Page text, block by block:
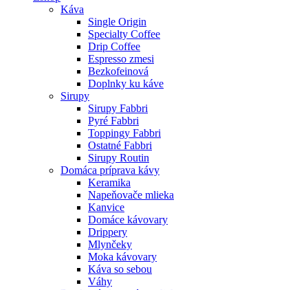
Káva
Single Origin
Specialty Coffee
Drip Coffee
Espresso zmesi
Bezkofeinová
Doplnky ku káve
Sirupy
Sirupy Fabbri
Pyré Fabbri
Toppingy Fabbri
Ostatné Fabbri
Sirupy Routin
Domáca príprava kávy
Keramika
Napeňovače mlieka
Kanvice
Domáce kávovary
Drippery
Mlynčeky
Moka kávovary
Káva so sebou
Váhy